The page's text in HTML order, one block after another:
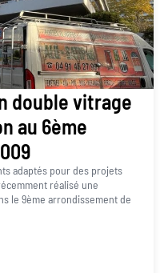
double vitrage
au 6ème
adaptés pour des projets
réalisé une
le 9ème arrondissement de